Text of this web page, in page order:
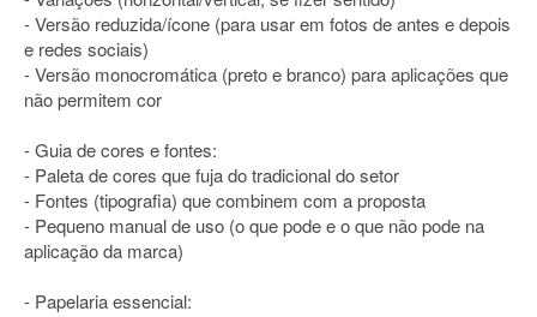
- Versão reduzida/ícone (para usar em fotos de antes e depois
e redes sociais)
- Versão monocromática (preto e branco) para aplicações que
não permitem cor
- Guia de cores e fontes:
- Paleta de cores que fuja do tradicional do setor
- Fontes (tipografia) que combinem com a proposta
- Pequeno manual de uso (o que pode e o que não pode na
aplicação da marca)
- Papelaria essencial: